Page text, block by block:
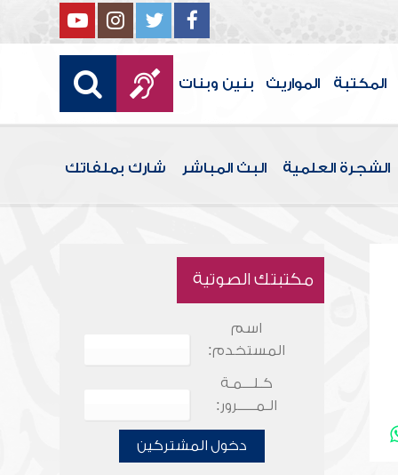
المكتبة المواريث بنين وبنات
الشجرة العلمية البث المباشر شارك بملفاتك
مكتبتك الصوتية
اسم
المستخدم:
كـلـــمـة
الـمـــــرور:
دخول المشتركين